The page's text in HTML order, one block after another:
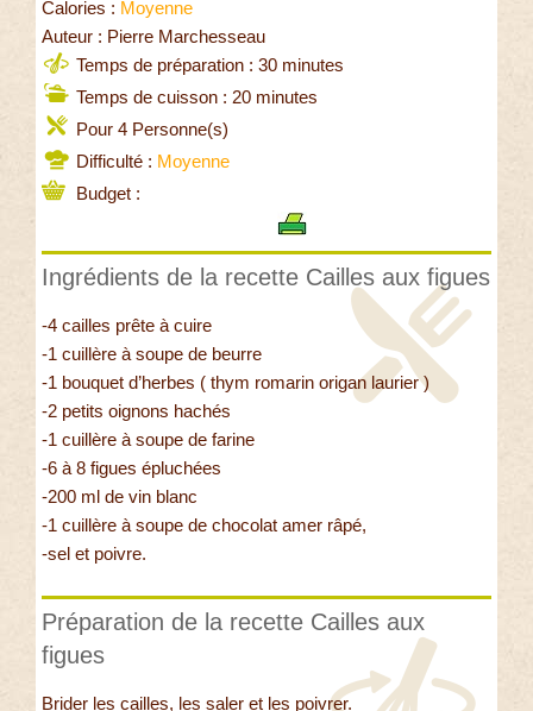
Calories : Moyenne
Auteur : Pierre Marchesseau
Temps de préparation : 30 minutes
Temps de cuisson : 20 minutes
Pour 4 Personne(s)
Difficulté : Moyenne
Budget :
Ingrédients de la recette Cailles aux figues
-4 cailles prête à cuire
-1 cuillère à soupe de beurre
-1 bouquet d’herbes ( thym romarin origan laurier )
-2 petits oignons hachés
-1 cuillère à soupe de farine
-6 à 8 figues épluchées
-200 ml de vin blanc
-1 cuillère à soupe de chocolat amer râpé,
-sel et poivre.
Préparation de la recette Cailles aux
figues
Brider les cailles, les saler et les poivrer.